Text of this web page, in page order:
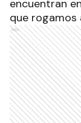
encuentran
que rogamos
Ads